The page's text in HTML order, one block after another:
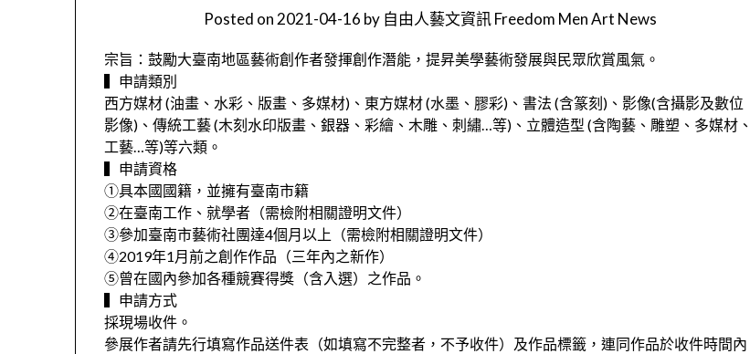
Posted on 2021-04-16 by 自由人藝文資訊 Freedom Men Art News
宗旨：鼓勵大臺南地區藝術創作者發揮創作潛能，提昇美學藝術發展與民眾欣賞風氣。
▍申請類別
西方媒材 (油畫、水彩、版畫、多媒材)、東方媒材 (水墨、膠彩)、書法 (含篆刻)、影像(含攝影及數位
影像)、傳統工藝 (木刻水印版畫、銀器、彩繪、木雕、刺繡…等)、立體造型 (含陶藝、雕塑、多媒材、
工藝…等)等六類。
▍申請資格
①具本國國籍，並擁有臺南市籍
②在臺南工作、就學者（需檢附相關證明文件）
③參加臺南市藝術社團達4個月以上（需檢附相關證明文件）
④2019年1月前之創作作品（三年內之新作）
⑤曾在國內參加各種競賽得獎（含入選）之作品。
▍申請方式
採現場收件。
參展作者請先行填寫作品送件表（如填寫不完整者，不予收件）及作品標籤，連同作品於收件時間內